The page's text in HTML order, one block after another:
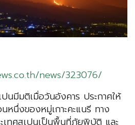
news/323076/
นมีมติเมื่อวันอังคาร ประกาศให้
หนึ่งของหมู่เกาะคะแนรี ทาง
เทศสเปนเป็นพื้นที่ภัยพิบัติ และ